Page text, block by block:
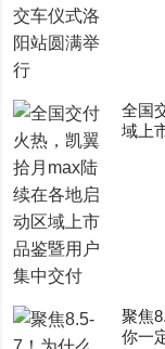
全国
域上
聚焦
你一